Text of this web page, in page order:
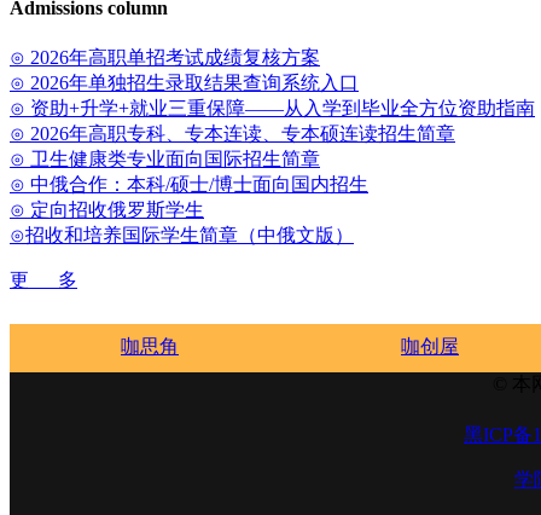
Admissions column
⊙ 2026年高职单招考试成绩复核方案
⊙ 2026年单独招生录取结果查询系统入口
⊙ 资助+升学+就业三重保障——从入学到毕业全方位资助指南
⊙ 2026年高职专科、专本连读、专本硕连读招生简章
⊙ 卫生健康类专业面向国际招生简章
⊙ 中俄合作：本科/硕士/博士面向国内招生
⊙ 定向招收俄罗斯学生
⊙招收和培养国际学生简章（中俄文版）
更 多
咖思角
咖创屋
黑ICP备
学